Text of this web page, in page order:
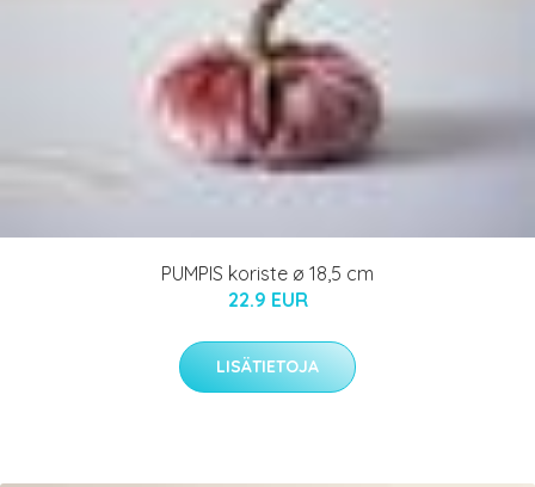
PUMPIS koriste ø 18,5 cm
22.9 EUR
LISÄTIETOJA